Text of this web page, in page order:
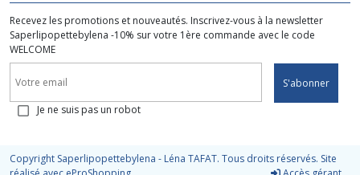
Recevez les promotions et nouveautés. Inscrivez-vous à la newsletter
Saperlipopettebylena -10% sur votre 1ère commande avec le code
WELCOME
S'abonner
Je ne suis pas un robot
Copyright Saperlipopettebylena - Léna TAFAT. Tous droits réservés. Site